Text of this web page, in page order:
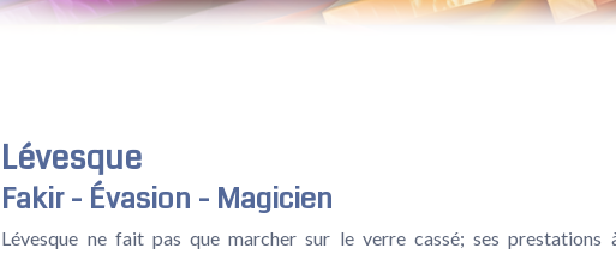
Lévesque
Fakir - Évasion - Magicien
Lévesque ne fait pas que marcher sur le verre cassé; ses prestations